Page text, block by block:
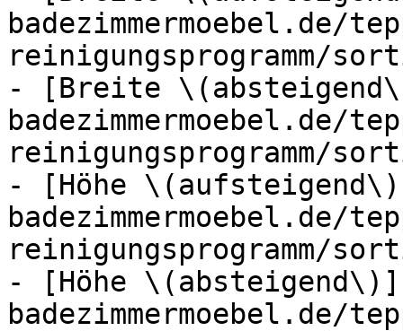
badezimmermoebel.de/
reinigungsprogramm/
- [Breite
badezimmermoebel.de/
reinigungsprogramm/
- [Höhe
badezimmermoebel.de/
reinigungsprogramm/
- [Höhe
badezimmermoebel.de/